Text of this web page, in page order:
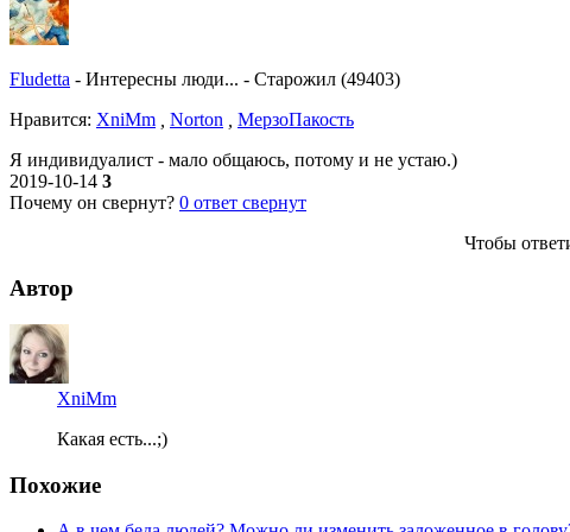
Fludetta - Интересны люди... - Старожил (49403)
Нравитcя: XniMm Norton
МерзоПакость
Я индивидуалист - мало общаюсь, потому и не устаю.)
2019-10-14 3
Почему он свернут? 0 ответ свернут
Чтобы
Автор
XniMm
Какая есть...;)
Похожие